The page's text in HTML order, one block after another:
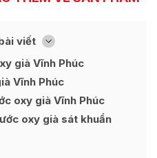
viết [
Ẩn
già Vĩnh Phúc
Vĩnh Phúc
oxy già Vĩnh Phúc
oxy già sát khuẩn